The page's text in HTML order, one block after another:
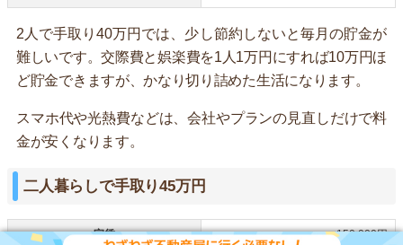
2人で手取り40万円では、少し節約しないと毎月の貯金が
難しいです。交際費と娯楽費を1人1万円にすれば10万円ほ
ど貯金できますが、かなり切り詰めた生活になります。
スマホ代や光熱費などは、会社やプランの見直しだけで料
金が安くなります。
二人暮らしで手取り45万円
家賃 150,000円